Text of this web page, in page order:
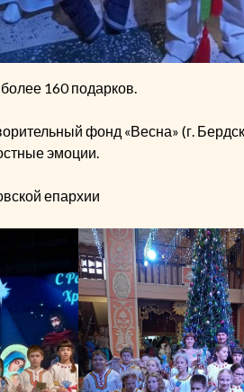
160 подарков.
фонд «Весна» (г.
эмоции.
епархии